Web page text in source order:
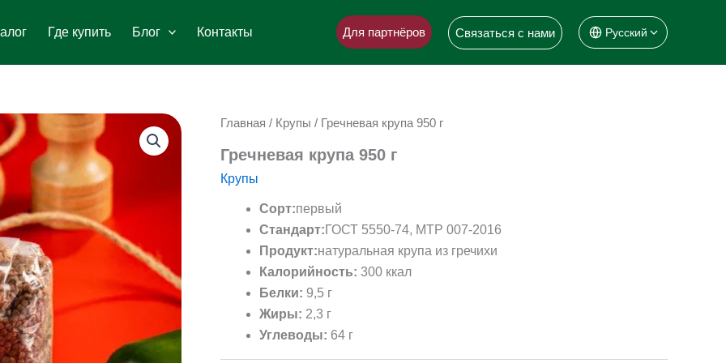
Где купить Блог Контакты Для партнёров Связаться с нами Русский
Главная / Крупы / Гречневая крупа 950 г
Гречневая крупа 950 г
Крупы
Сорт:первый
Стандарт: ГОСТ 5550-74, МТР 007-2016
Продукт:натуральная крупа из гречихи
Калорийность: 300 ккал
Белки: 9,5 г
Жиры: 2,3 г
Углеводы: 64 г